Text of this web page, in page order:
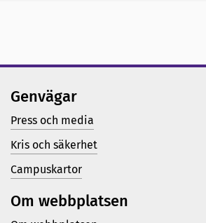
Genvägar
Press och media
Kris och säkerhet
Campuskartor
Om webbplatsen